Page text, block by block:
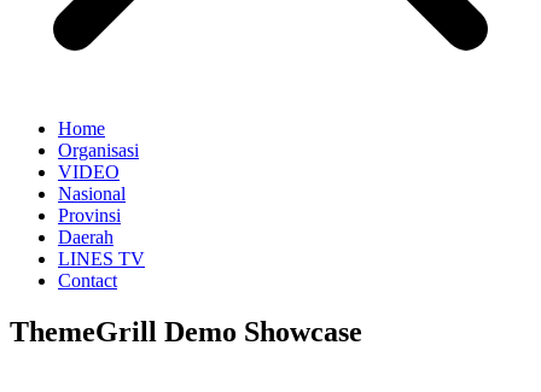
Home
Organisasi
VIDEO
Nasional
Provinsi
Daerah
LINES TV
Contact
ThemeGrill Demo Showcase